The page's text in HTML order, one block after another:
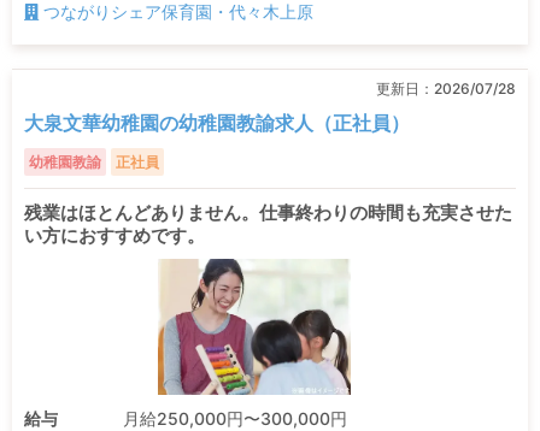
つながりシェア保育園・代々木上原
更新日： 2026/07/28
大泉文華幼稚園の幼稚園教諭求人（正社員）
幼稚園教諭 正社員
残業はほとんどありません。仕事終わりの時間も充実させた
い方におすすめです。
給与
月給250,000円〜300,000円